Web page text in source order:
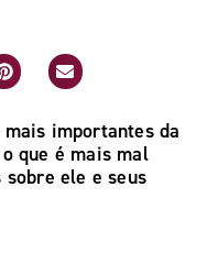
mais importantes da
que é mais mal
ele e seus